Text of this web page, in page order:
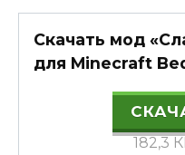
Скачать мод
для Minecraft
182,3